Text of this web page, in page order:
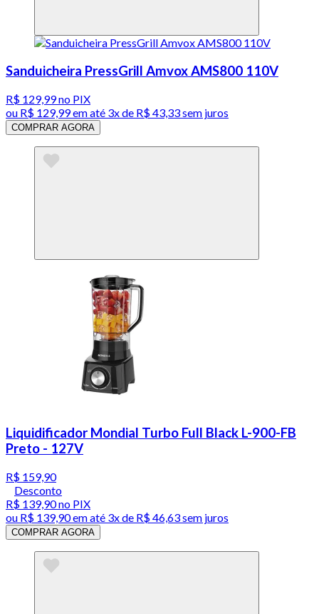
Sanduicheira PressGrill Amvox AMS800 110V
R$ 129,99no PIX
ou R$ 129,99em até 3x de R$ 43,33 sem juros
COMPRAR AGORA
Liquidificador Mondial Turbo Full Black L-900-FB
Preto - 127V
R$ 159,90
Desconto
R$ 139,90no PIX
ou R$ 139,90em até 3x de R$ 46,63 sem juros
COMPRAR AGORA